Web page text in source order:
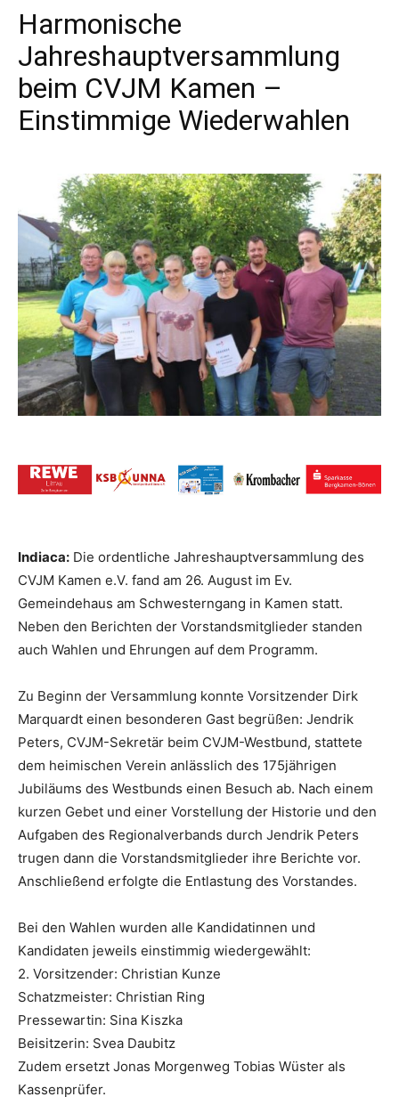
Harmonische
Jahreshauptversammlung
beim CVJM Kamen –
Einstimmige Wiederwahlen
Indiaca: Die ordentliche Jahreshauptversammlung des
CVJM Kamen e.V. fand am 26. August im Ev.
Gemeindehaus am Schwesterngang in Kamen statt.
Neben den Berichten der Vorstandsmitglieder standen
auch Wahlen und Ehrungen auf dem Programm.
Zu Beginn der Versammlung konnte Vorsitzender Dirk
Marquardt einen besonderen Gast begrüßen: Jendrik
Peters, CVJM-Sekretär beim CVJM-Westbund, stattete
dem heimischen Verein anlässlich des 175jährigen
Jubiläums des Westbunds einen Besuch ab. Nach einem
kurzen Gebet und einer Vorstellung der Historie und den
Aufgaben des Regionalverbands durch Jendrik Peters
trugen dann die Vorstandsmitglieder ihre Berichte vor.
Anschließend erfolgte die Entlastung des Vorstandes.
Bei den Wahlen wurden alle Kandidatinnen und
Kandidaten jeweils einstimmig wiedergewählt:
2. Vorsitzender: Christian Kunze
Schatzmeister: Christian Ring
Pressewartin: Sina Kiszka
Beisitzerin: Svea Daubitz
Zudem ersetzt Jonas Morgenweg Tobias Wüster als
Kassenprüfer.